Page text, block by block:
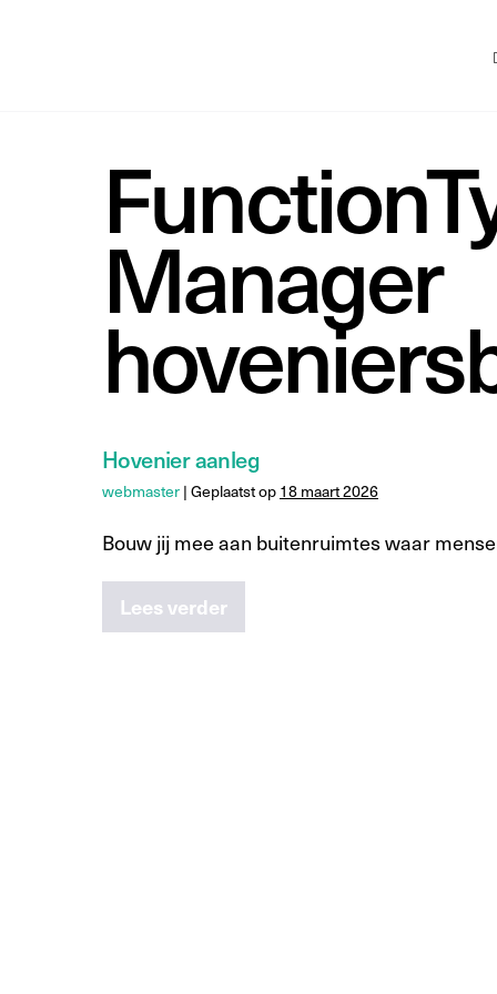
Manager
Hovenier aanleg
webmaster | Geplaatst op 18 maart 2026
Bouw jij mee aan buitenruimtes waar
Lees verder